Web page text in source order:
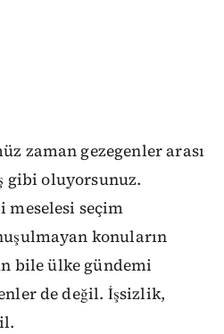
zaman gezegenler arası
gibi oluyorsunuz.
meselesi seçim
konuların
bile ülke gündemi
de değil. İşsizlik,